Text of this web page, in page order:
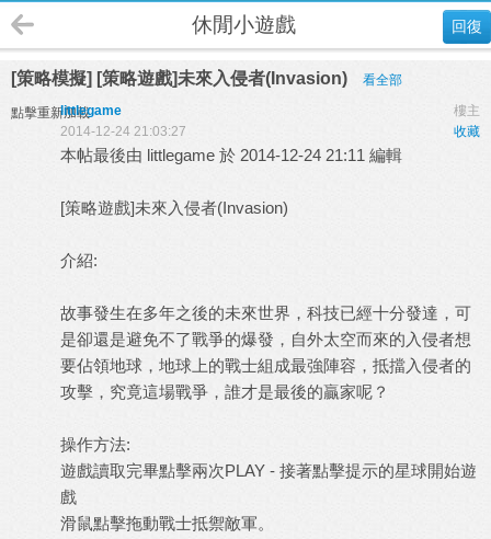
回復
休閒小遊戲
[策略模擬] [策略遊戲]未來入侵者(Invasion) 看全部
點擊重新加載 樓主
littlegame
收藏
2014-12-24 21:03:27
本帖最後由 littlegame 於 2014-12-24 21:11 編輯
[策略遊戲]未來入侵者(Invasion)
介紹:
故事發生在多年之後的未來世界，科技已經十分發達，可
是卻還是避免不了戰爭的爆發，自外太空而來的入侵者想
要佔領地球，地球上的戰士組成最強陣容，抵擋入侵者的
攻擊，究竟這場戰爭，誰才是最後的贏家呢？
操作方法:
遊戲讀取完畢點擊兩次PLAY - 接著點擊提示的星球開始遊
戲
滑鼠點擊拖動戰士抵禦敵軍。